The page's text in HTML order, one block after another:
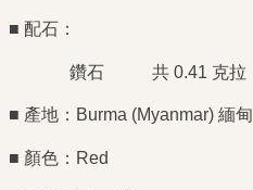
■ 配石：
鑽石 共 0.41 克拉
■ 產地：Burma (Myanmar) 緬甸
■ 顏色：Red